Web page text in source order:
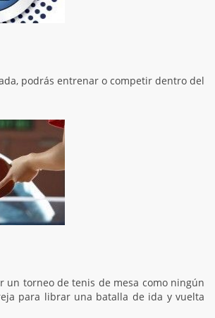
podrás entrenar o competir dentro del
un torneo de tenis de mesa como ningún
para librar una batalla de ida y vuelta